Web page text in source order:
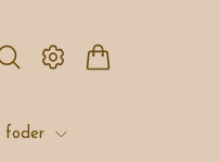
foder